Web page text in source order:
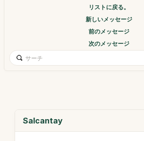
リストに戻る。
新しいメッセージ
前のメッセージ
次のメッセージ
Salcantay